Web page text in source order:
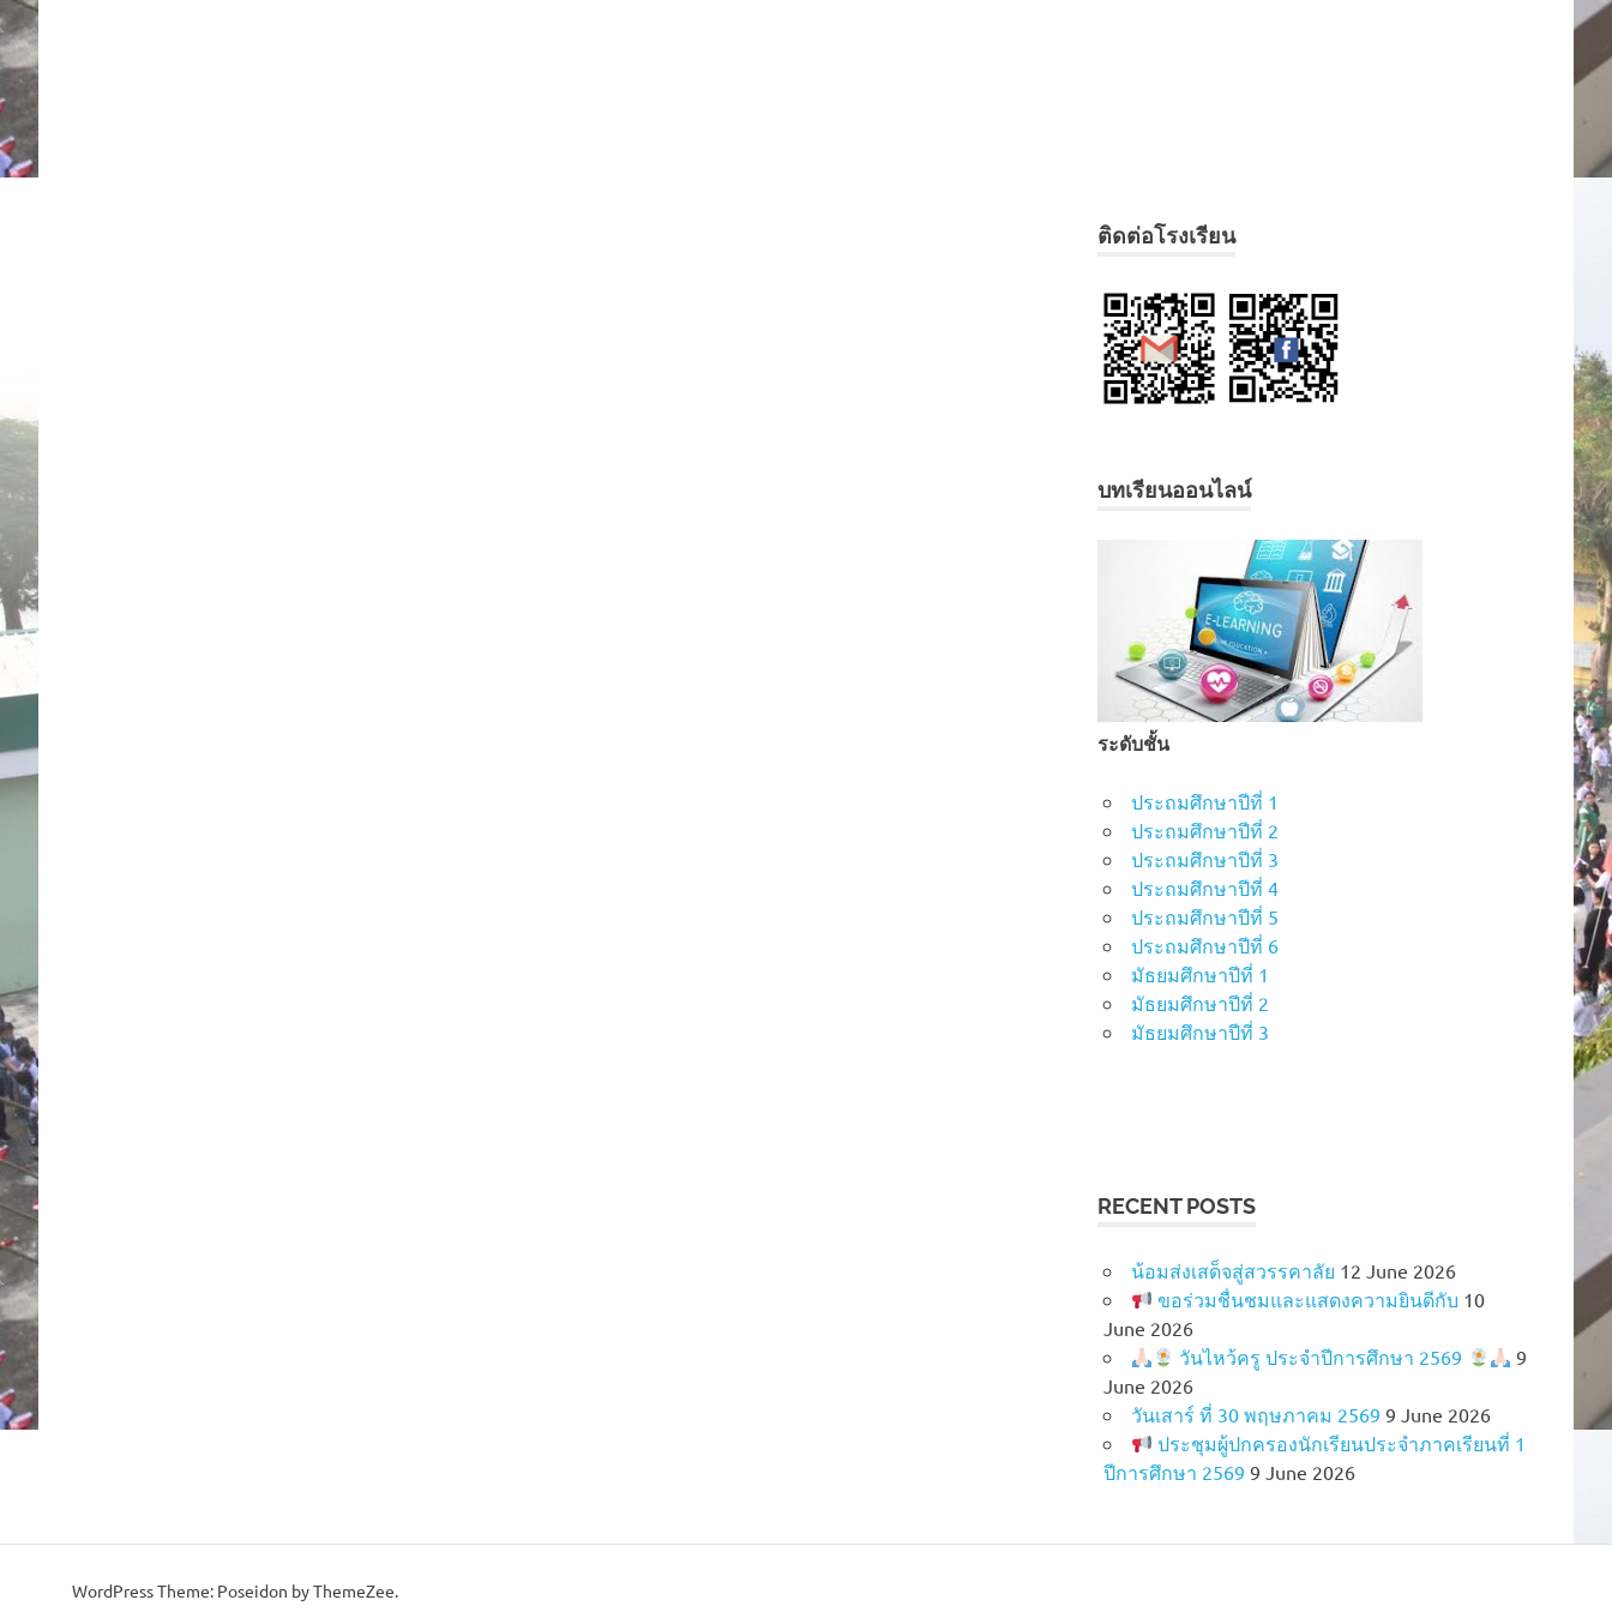
ติดต่อโรงเรียน
บทเรียนออนไลน์
ระดับชั้น
ประถมศึกษาปีที่ 1
ประถมศึกษาปีที่ 2
ประถมศึกษาปีที่ 3
ประถมศึกษาปีที่ 4
ประถมศึกษาปีที่ 5
ประถมศึกษาปีที่ 6
มัธยมศึกษาปีที่ 1
มัธยมศึกษาปีที่ 2
มัธยมศึกษาปีที่ 3
RECENT POSTS
น้อมส่งเสด็จสู่สวรรคาลัย 12 June 2026
ขอร่วมชื่นชมและแสดงความยินดีกับ 10
June 2026
วันไหว้ครู ประจำปีการศึกษา 2569
9
June 2026
วันเสาร์ ที่ 30 พฤษภาคม 2569 9 June 2026
ประชุมผู้ปกครองนักเรียนประจำภาคเรียนที่ 1
ปีการศึกษา 2569 9 June 2026
WordPress Theme: Poseidon by ThemeZee.